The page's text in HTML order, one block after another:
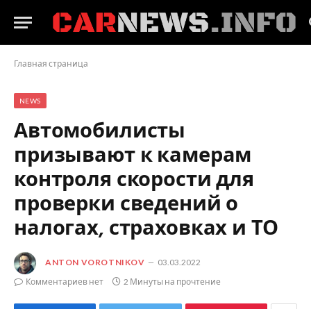
Главная страница
NEWS
Автомобилисты
призывают к камерам
контроля скорости для
проверки сведений о
налогах, страховках и ТО
ANTON VOROTNIKOV
03.03.2022
Комментариев нет
2 Минуты на прочтение